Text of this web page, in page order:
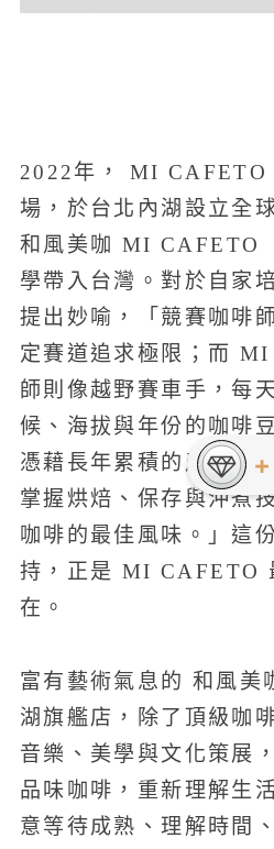
2022年， MI CAFETO
場，於台北內湖設立全
和風美咖 MI CAFETO
學帶入台灣。對於自家
提出妙喻，「競賽咖啡
定賽道追求極限；而
師則像越野賽車手，每
候、海拔與年份的咖啡
憑藉長年累積的產地知
掌握烘焙、保存與沖煮
咖啡的最佳風味。」這
持，正是 MI CAFETO
在。
富有藝術氣息的 和風
湖旗艦店，除了頂級咖
音樂、美學與文化策展
品味咖啡，重新理解生
意等待成熟、理解時間